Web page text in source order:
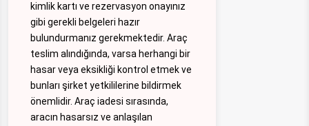
kimlik kartı ve rezervasyon onayınız
gibi gerekli belgeleri hazır
bulundurmanız gerekmektedir. Araç
teslim alındığında, varsa herhangi bir
hasar veya eksikliği kontrol etmek ve
bunları şirket yetkililerine bildirmek
önemlidir. Araç iadesi sırasında,
aracın hasarsız ve anlaşılan